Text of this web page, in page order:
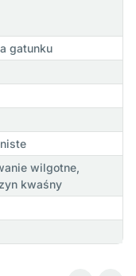
gatunku
wilgotne,
kwaśny